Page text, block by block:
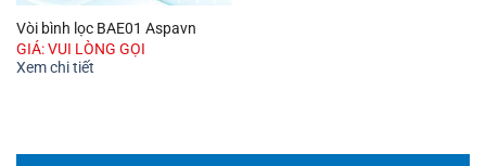
Vòi bình lọc BAE01 Aspavn
GIÁ: VUI LÒNG GỌI
Xem chi tiết